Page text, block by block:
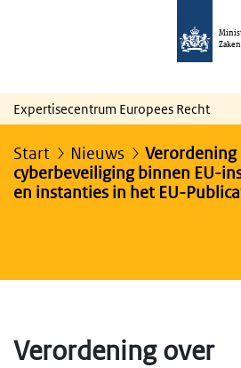
Zaken
Expertisecentrum Europees Recht
Start Nieuws
Verordening
cyberbeveiliging binnen EU-
en instanties in het EU-
Verordening over